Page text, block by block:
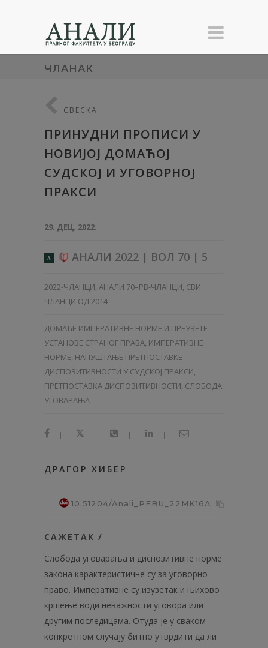
ЧЛАНАК
СВЕСКА
ПРИНУДНИ ПРОПИСИ У
НОВИЈОЈ ДОМАЋОЈ
СУДСКОЈ И УГОВОРНОЈ
ПРАКСИ
29. ДЕЦ. 2022.
A АНАЛИ 2022 | ВОЛ 70 | 5
2022-ЧЛАНЦИ, АНАЛИ 70–PB-ЧЛАНЦИ, СВИ
ЧЛАНЦИ ОД 2014
ДОМАЋЕ ИМПЕРАТИВНЕ НОРМЕ И ПРЕУЗЕТЕ
УСТАНОВЕ СТРАНОГ ПРАВА, ИМПЕРАТИВНЕ
НОРМЕ, НАПУШТАЊЕ ПРЕТПОСТАВКЕ
ДИСПОЗИТИВНОСТИ У СУДСКОЈ ПРАКСИ,
ПРЕТПОСТАВКА ДИСПОЗИТИВНОСТИ, СЛОБОДА
УГОВАРАЊА
| | | |
ДРАГОР ХИБЕР
10.51204/Anali_PFBU_22MK16A
САЖЕТАК /
Слобода уговарања и диспозитивне норме
закона карактеристичне су за уговорно
право. Императивне су изузетак и њихово
кршење води неважности уговора или
другим последицама. Отуда је у сваком
конкретном случају битно утврдити да ли